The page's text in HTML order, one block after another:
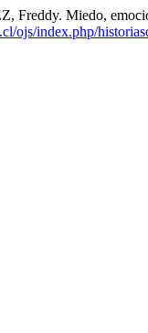
Freddy. Miedo,
ojs/index.php/